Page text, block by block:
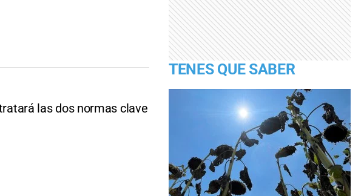
las dos normas clave
TENES QUE SABER